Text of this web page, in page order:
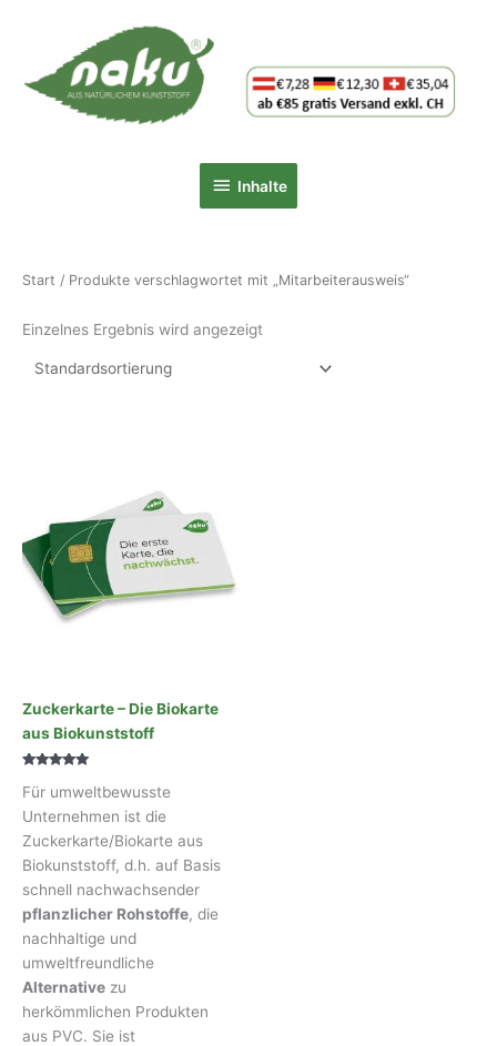
Inhalte
Inhalte
Start / Produkte verschlagwortet mit „Mitarbeiterausweis“
Einzelnes Ergebnis wird angezeigt
Zuckerkarte – Die Biokarte
aus Biokunststoff
5.00
von 5
Für umweltbewusste
Unternehmen ist die
Zuckerkarte/Biokarte aus
Biokunststoff, d.h. auf Basis
schnell nachwachsender
pflanzlicher Rohstoffe, die
nachhaltige und
umweltfreundliche
Alternative zu
herkömmlichen Produkten
aus PVC. Sie ist